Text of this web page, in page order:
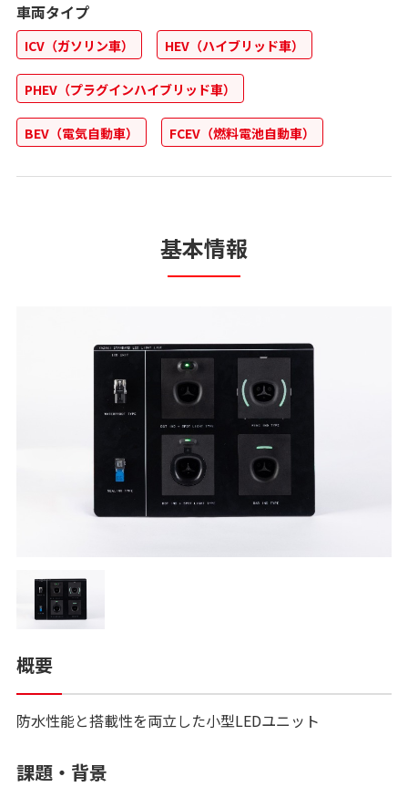
車両タイプ
ICV（ガソリン車） HEV（ハイブリッド車）
PHEV（プラグインハイブリッド車）
BEV（電気自動車） FCEV（燃料電池自動車）
基本情報
概要
防水性能と搭載性を両立した小型LEDユニット
課題・背景